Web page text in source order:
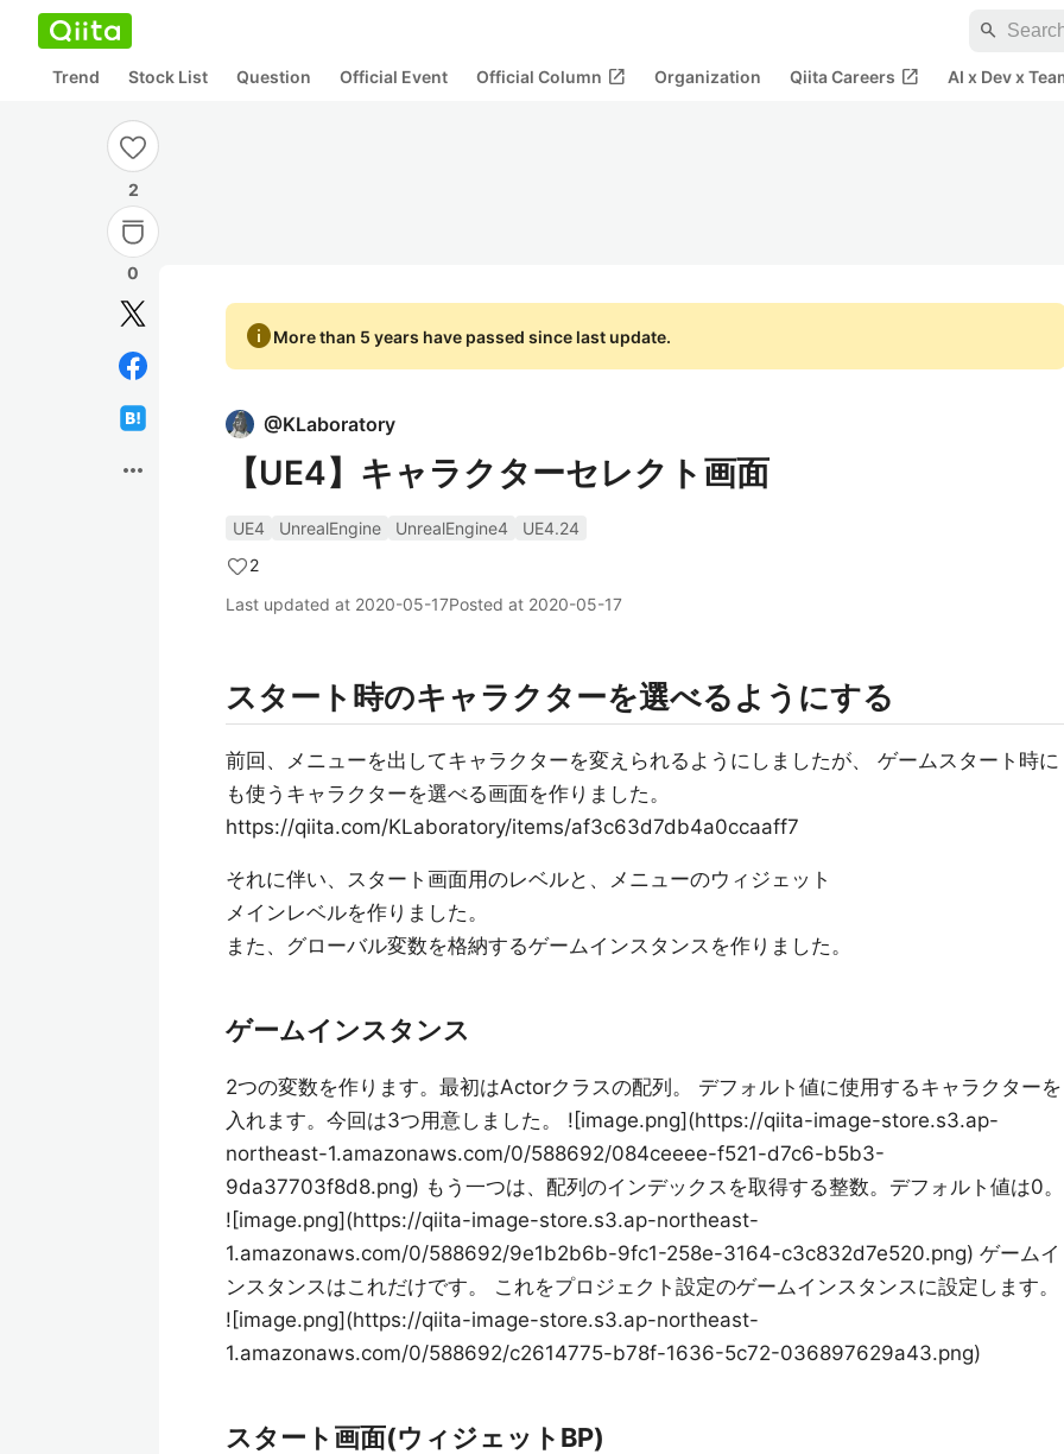
search
Trend Stock List Question Official Event Official Column open_in_new Organization Qiita Careers open_in_new AI x Dev x
2
0
more_horiz
infoMore than 5 years have passed since last update.
@KLaboratory
【UE4】キャラクターセレクト画面
UE4 UnrealEngine UnrealEngine4
UE4.24
2
Last updated at 2020-05-17Posted at 2020-05-17
スタート時のキャラクターを選べるようにする
前回、メニューを出してキャラクターを変えられるようにしましたが、 ゲームスタート時に
も使うキャラクターを選べる画面を作りました。
https://qiita.com/KLaboratory/items/af3c63d7db4a0ccaaff7
それに伴い、スタート画面用のレベルと、メニューのウィジェット
メインレベルを作りました。
また、グローバル変数を格納するゲームインスタンスを作りました。
ゲームインスタンス
2つの変数を作ります。最初はActorクラスの配列。 デフォルト値に使用するキャラクターを
入れます。今回は3つ用意しました。 ![image.png](https://qiita-image-store.s3.ap-
northeast-1.amazonaws.com/0/588692/084ceeee-f521-d7c6-b5b3-
9da37703f8d8.png) もう一つは、配列のインデックスを取得する整数。デフォルト値は0。
![image.png](https://qiita-image-store.s3.ap-northeast-
1.amazonaws.com/0/588692/9e1b2b6b-9fc1-258e-3164-c3c832d7e520.png) ゲームイ
ンスタンスはこれだけです。 これをプロジェクト設定のゲームインスタンスに設定します。
![image.png](https://qiita-image-store.s3.ap-northeast-
1.amazonaws.com/0/588692/c2614775-b78f-1636-5c72-036897629a43.png)
スタート画面(ウィジェットBP)